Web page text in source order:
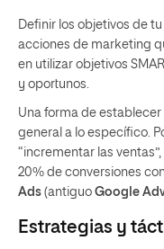
Definir los objetivos de
acciones de marketing
en utilizar objetivos
y oportunos.
Una forma de establecer
general a lo específico.
“incrementar las
20% de conversiones
Ads (antiguo Google
Estrategias y